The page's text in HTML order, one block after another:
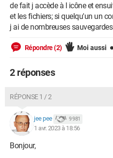
de fait j accède à l icône et
et les fichiers; si quelqu'un un
j ai de nombreuses
Répondre (2) Moi aussi
2 réponses
RÉPONSE 1 / 2
jee pee 9 981
1 avr. 2023 à 18:56
Bonjour,